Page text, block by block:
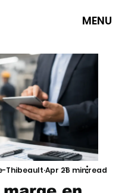
MENU
Thibeault Apr 216 min read